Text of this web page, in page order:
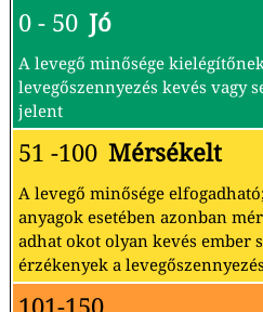
0 - 50 Jó
A levegő minősége
levegőszennyezés kevés vagy
jelent
51 -100 Mérsékelt
A levegő minősége
anyagok esetében azonban
adhat okot olyan kevés ember
érzékenyek a